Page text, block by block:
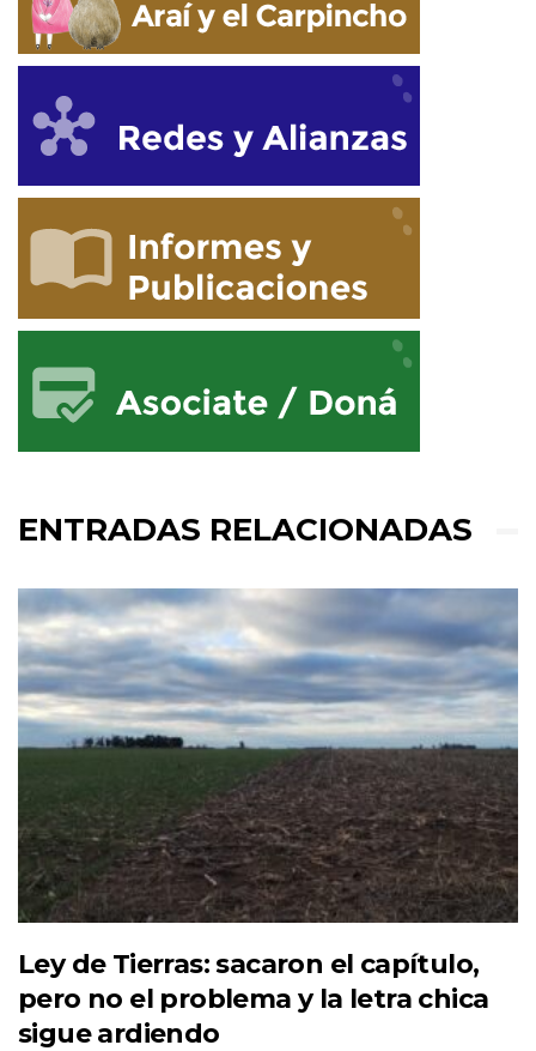
ENTRADAS RELACIONADAS
Ley de Tierras: sacaron el capítulo,
pero no el problema y la letra chica
sigue ardiendo